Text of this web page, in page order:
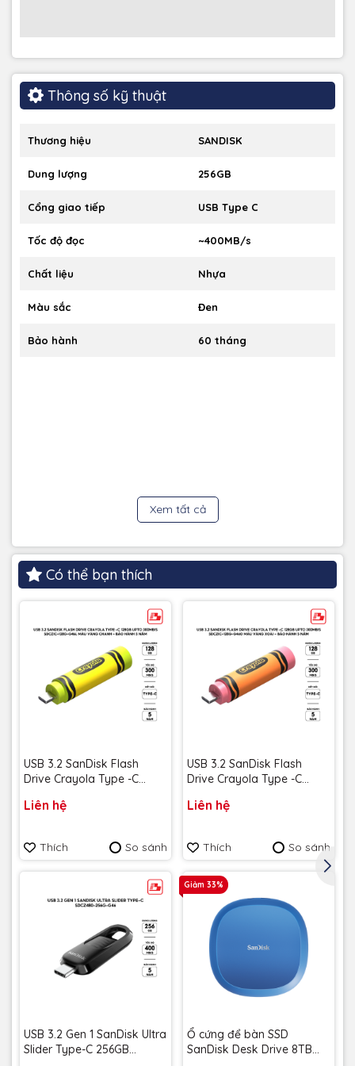
Thông số kỹ thuật
Thương hiệu SANDISK
Dung lượng 256GB
Cổng giao tiếp USB Type C
Tốc độ đọc ~400MB/s
Chất liệu Nhựa
Màu sắc Đen
Bảo hành 60 tháng
Xem tất cả
Có thể bạn thích
USB 3.2 SanDisk Flash
Drive Crayola Type -C
SDCZIC-128G-G46L màu
năm
Liên hệ
Thích So sánh
USB 3.2 SanDisk Flash
Drive Crayola Type -C
SDCZIC-128G-G46O màu
năm
Liên hệ
Thích So sánh
USB 3.2 Gen 1 SanDisk Ultra
Slider Type-C 256GB
Giảm 33%
Ổ cứng để bàn SSD
SanDisk Desk Drive 8TB